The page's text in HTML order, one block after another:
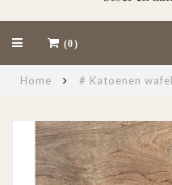
(0)
Home # Katoenen